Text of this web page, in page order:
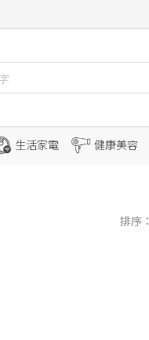
生活家電 健康美容
排序：